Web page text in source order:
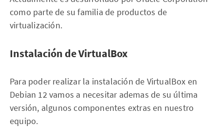
como parte de su familia de productos de
virtualización.
Instalación de VirtualBox
Para poder realizar la instalación de VirtualBox en
Debian 12 vamos a necesitar ademas de su última
versión, algunos componentes extras en nuestro
equipo.